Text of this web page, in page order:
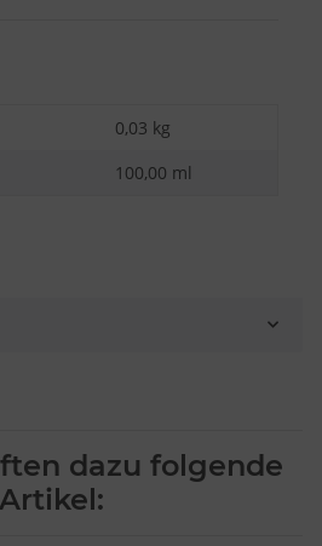
0,03 kg
100,00 ml
dazu folgende
Artikel: